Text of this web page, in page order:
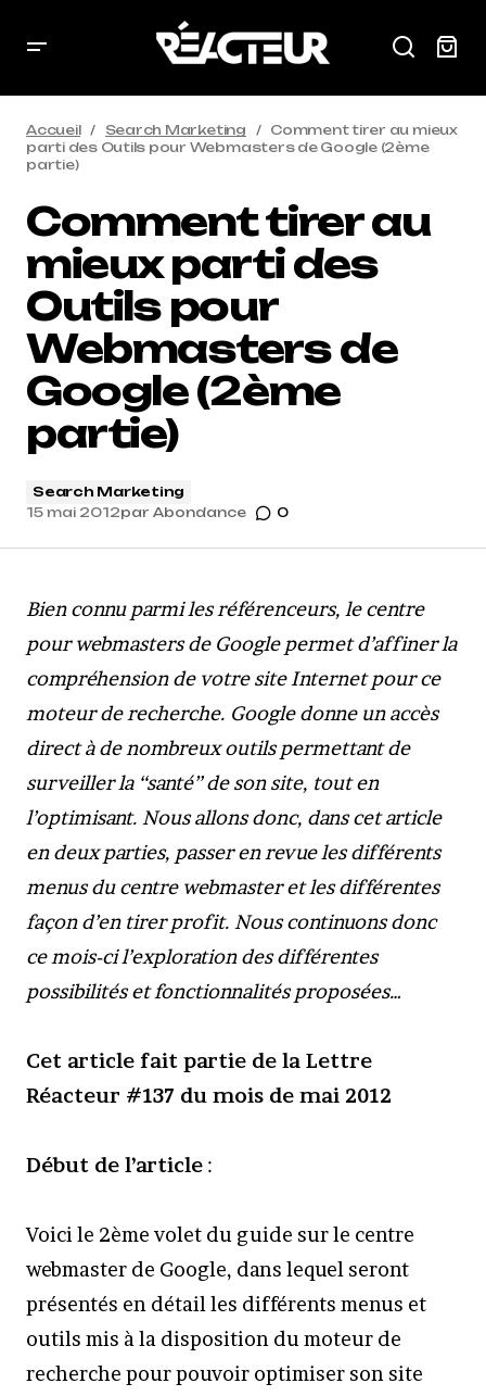
Accueil Search Marketing
Comment tirer au mieux
parti des Outils pour Webmasters de Google (2ème
partie)
Comment tirer au
mieux parti des
Outils pour
Webmasters de
Google (2ème
partie)
Search Marketing
15 mai 2012par Abondance 0
Bien connu parmi les référenceurs, le centre
pour webmasters de Google permet d’affiner la
compréhension de votre site Internet pour ce
moteur de recherche. Google donne un accès
direct à de nombreux outils permettant de
surveiller la “santé” de son site, tout en
l’optimisant. Nous allons donc, dans cet article
en deux parties, passer en revue les différents
menus du centre webmaster et les différentes
façon d’en tirer profit. Nous continuons donc
ce mois-ci l’exploration des différentes
possibilités et fonctionnalités proposées…
Cet article fait partie de la Lettre
Réacteur #137 du mois de mai 2012
Début de l’article :
Voici le 2ème volet du guide sur le centre
webmaster de Google, dans lequel seront
présentés en détail les différents menus et
outils mis à la disposition du moteur de
recherche pour pouvoir optimiser son site